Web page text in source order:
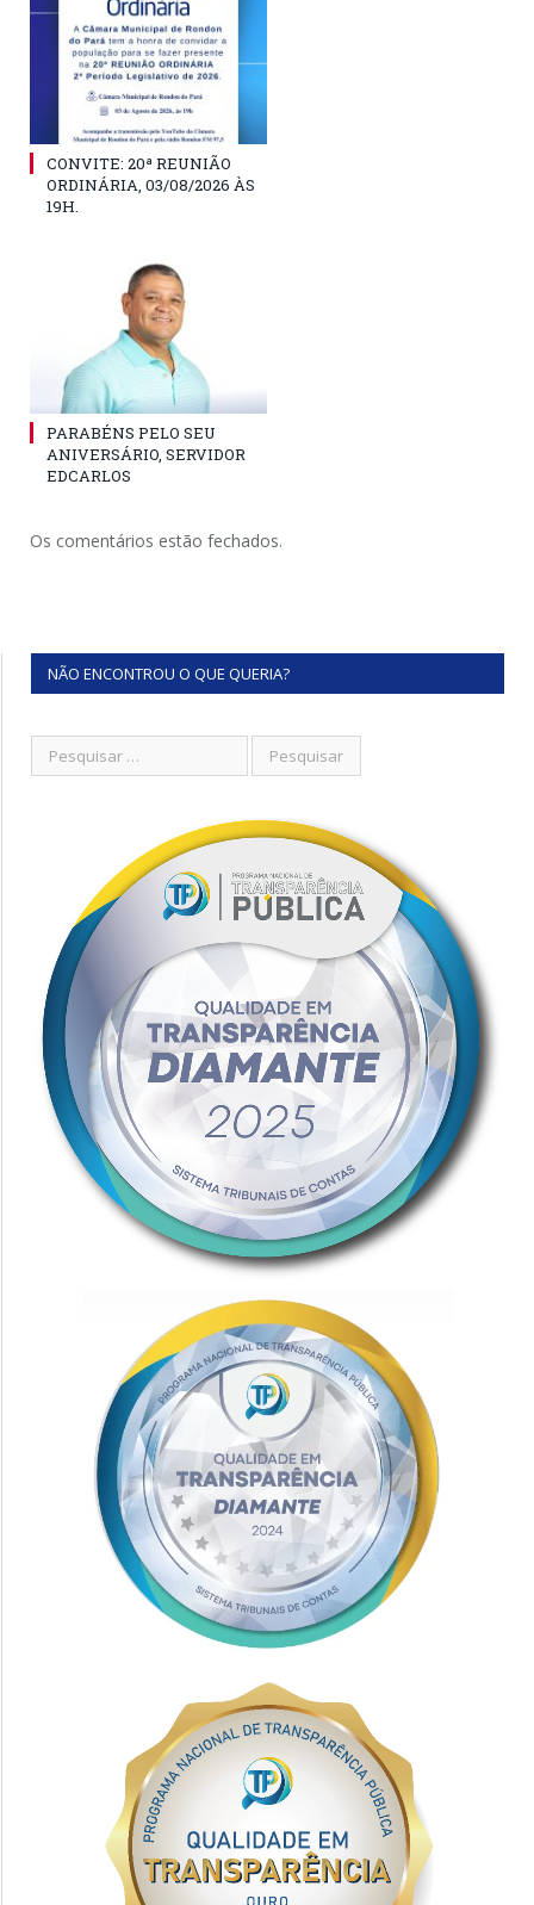
CONVITE: 20ª REUNIÃO
ORDINÁRIA, 03/08/2026 ÀS
19H.
PARABÉNS PELO SEU
ANIVERSÁRIO, SERVIDOR
EDCARLOS
Os comentários estão fechados.
NÃO ENCONTROU O QUE QUERIA?